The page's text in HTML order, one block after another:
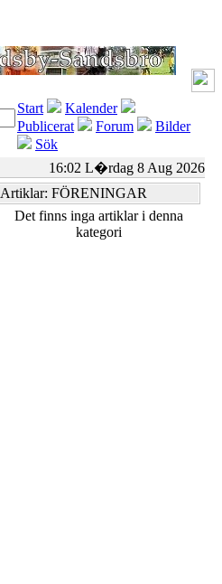
Start
Kalender
Publicerat
Forum
Bilder
Sök
16:02 L�rdag 8 Aug 2026
Artiklar: FÖRENINGAR
Det finns inga artiklar i denna
kategori